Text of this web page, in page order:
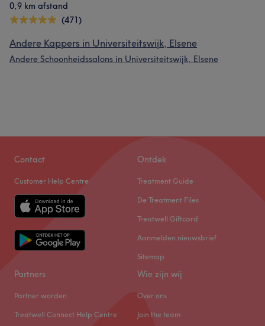
0,9 km afstand
(471)
Andere Kappers in Universiteitswijk, Elsene
Andere Schoonheidssalons in Universiteitswijk, Elsene
Contact
Customer Help Centre
Ontdek
Treatment Guide
De Treatment Files
Treatwell Giftcard
Aanmelden nieuwsbrief
Sitemap
Partners
Partner worden
Treatwell Connect Help Centre
Wie zijn wij
Over ons
Join the team